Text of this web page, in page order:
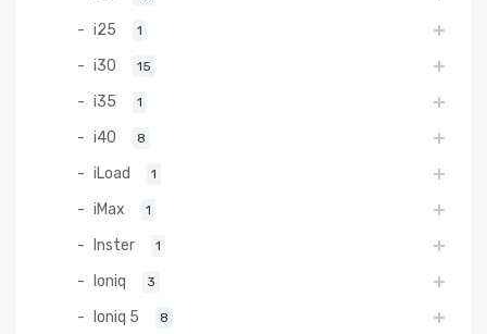
i25 1
i30 15
i35 1
i40 8
iLoad 1
iMax 1
Inster 1
Ioniq 3
Ioniq 5 8